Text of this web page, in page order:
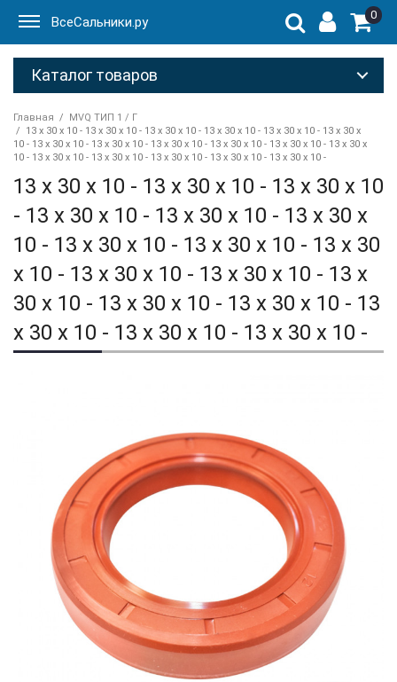
ВсеСальники.ру 0
Каталог товаров
Главная
MVQ ТИП 1 / Г
13 x 30 x 10 - 13 x 30 x 10 - 13 x 30 x 10 - 13 x 30 x 10 - 13 x 30 x 10 - 13 x 30 x
10 - 13 x 30 x 10 - 13 x 30 x 10 - 13 x 30 x 10 - 13 x 30 x 10 - 13 x 30 x 10 - 13 x 30 x
10 - 13 x 30 x 10 - 13 x 30 x 10 - 13 x 30 x 10 - 13 x 30 x 10 - 13 x 30 x 10 -
13 x 30 x 10 - 13 x 30 x 10 - 13 x 30 x 10
- 13 x 30 x 10 - 13 x 30 x 10 - 13 x 30 x
10 - 13 x 30 x 10 - 13 x 30 x 10 - 13 x 30
x 10 - 13 x 30 x 10 - 13 x 30 x 10 - 13 x
30 x 10 - 13 x 30 x 10 - 13 x 30 x 10 - 13
x 30 x 10 - 13 x 30 x 10 - 13 x 30 x 10 -